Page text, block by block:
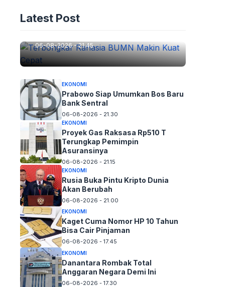
Latest Post
Terbongkar Rahasia BUMN
06-08-2026 - 21.45
EKONOMI
Prabowo Siap Umumkan Bos Baru
Bank Sentral
06-08-2026 - 21.30
EKONOMI
Proyek Gas Raksasa Rp510 T
Terungkap Pemimpin
Asuransinya
06-08-2026 - 21.15
EKONOMI
Rusia Buka Pintu Kripto Dunia
Akan Berubah
06-08-2026 - 21.00
EKONOMI
Kaget Cuma Nomor HP 10 Tahun
Bisa Cair Pinjaman
06-08-2026 - 17.45
EKONOMI
Danantara Rombak Total
Anggaran Negara Demi Ini
06-08-2026 - 17.30